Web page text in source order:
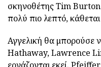
σκηνοθέτης Tim
πολύ πιο λεπτό,
Αγγελική θα μπορούσε
Hathaway, Lawrence